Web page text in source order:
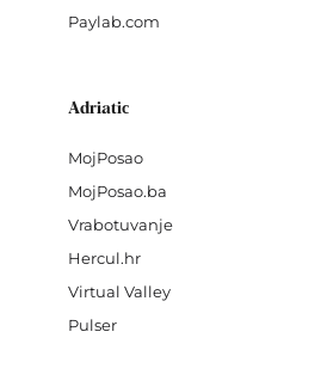
Paylab.com
Adriatic
MojPosao
MojPosao.ba
Vrabotuvanje
Hercul.hr
Virtual Valley
Pulser